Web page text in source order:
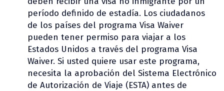
período definido de estadía. Los ciudadanos
de los países del programa Visa Waiver
pueden tener permiso para viajar a los
Estados Unidos a través del programa Visa
Waiver. Si usted quiere usar este programa,
necesita la aprobación del Sistema Electrónico
de Autorización de Viaje (ESTA) antes de